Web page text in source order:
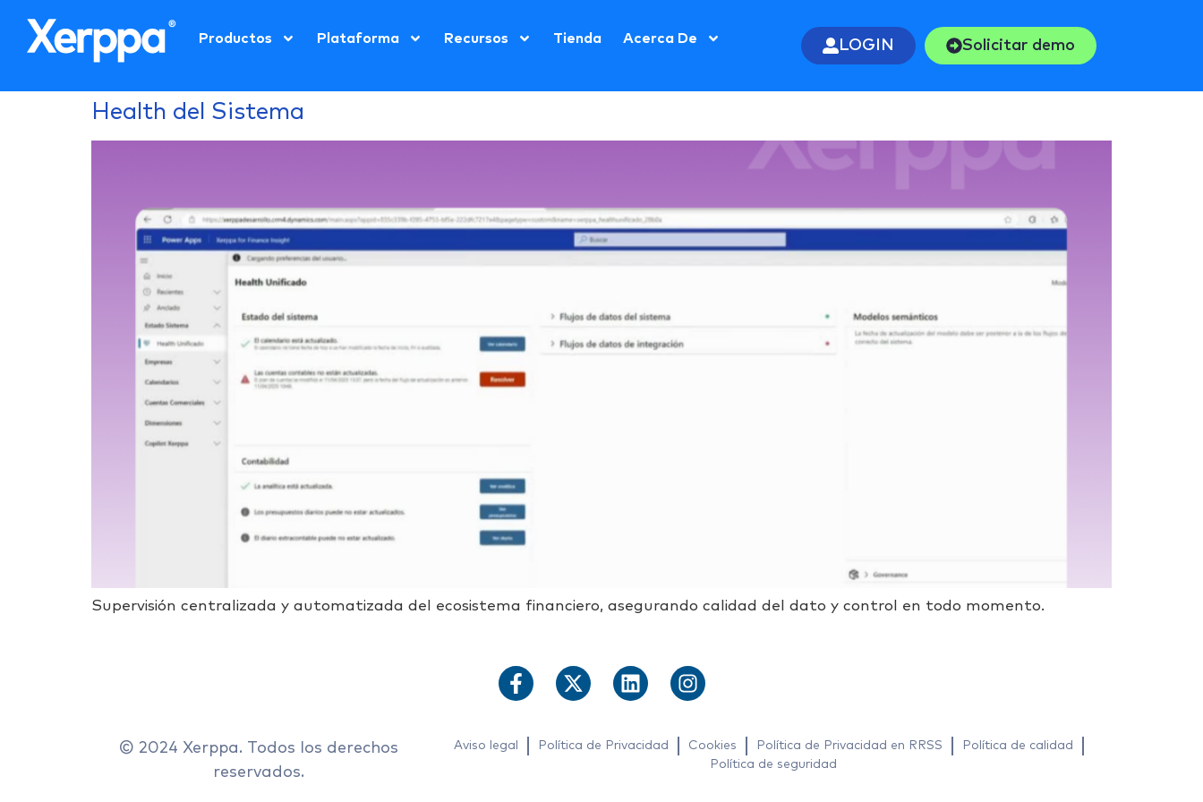
Productos Plataforma Recursos Tienda Acerca De LOGIN Solicitar demo
Health del Sistema
Supervisión centralizada y automatizada del ecosistema financiero, asegurando calidad del dato y control en todo momento.
© 2024 Xerppa. Todos los derechos
reservados.
Aviso legal Política de Privacidad Cookies Política de Privacidad en RRSS
Política de calidad
Política de seguridad